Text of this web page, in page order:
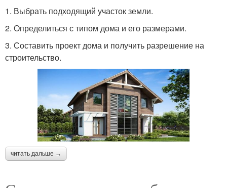
1. Выбрать подходящий участок земли.
2. Определиться с типом дома и его размерами.
3. Составить проект дома и получить разрешение на
строительство.
читать дальше →